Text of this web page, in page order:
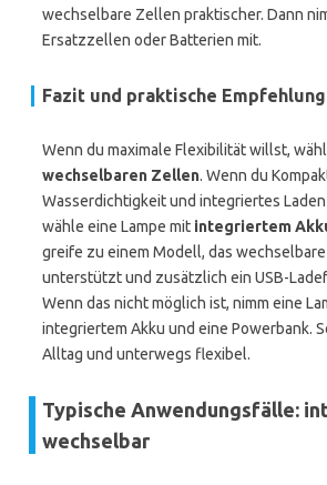
wechselbare Zellen praktischer. Dann
Ersatzzellen oder Batterien mit.
Fazit und praktische Empfehlung
Wenn du maximale Flexibilität willst,
wechselbaren Zellen. Wenn du
Wasserdichtigkeit und integriertes
wähle eine Lampe mit integriertem
greife zu einem Modell, das
unterstützt und zusätzlich ein USB-
Wenn das nicht möglich ist, nimm eine
integriertem Akku und eine Powerbank.
Alltag und unterwegs flexibel.
Typische Anwendungsfälle:
wechselbar